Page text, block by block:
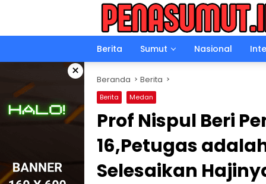
Berita
Sumut Nasional
× Beranda Berita
Berita Medan
Prof Nispul Beri
16,Petugas
Selesaikan